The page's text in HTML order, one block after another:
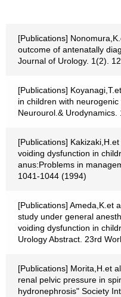
[Publications]
outcome of antenatally
Journal of Urology. 1(2).
[Publications]
in children with
Neurourol.&
[Publications]
voiding dysfunction in
anus:Problems in
1041-1044 (1994)
[Publications] Ameda,K.et
study under general
voiding dysfunction in
Urology Abstract. 23rd
[Publications] Morita,H.et
renal pelvic pressure in
hydronephrosis" Society